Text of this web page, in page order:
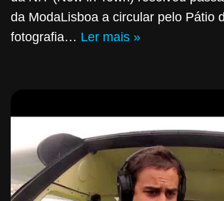
da ModaLisboa a circular pelo Pátio
fotografia… Ler mais »